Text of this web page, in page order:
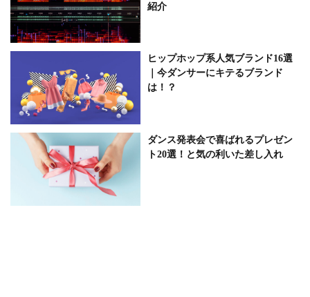
紹介
ヒップホップ系人気ブランド16選
｜今ダンサーにキテるブランド
は！？
ダンス発表会で喜ばれるプレゼン
ト20選！と気の利いた差し入れ